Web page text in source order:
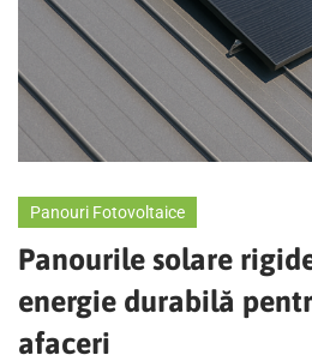
Panouri Fotovoltaice
Panourile solare
energie durabilă
afaceri